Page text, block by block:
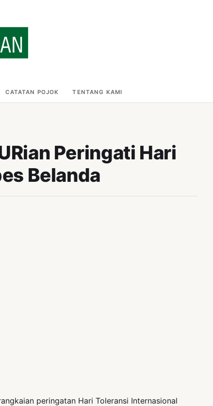
CATATAN POJOK TENTANG KAMI
Peringati Hari
Belanda
peringatan Hari Toleransi Internasional